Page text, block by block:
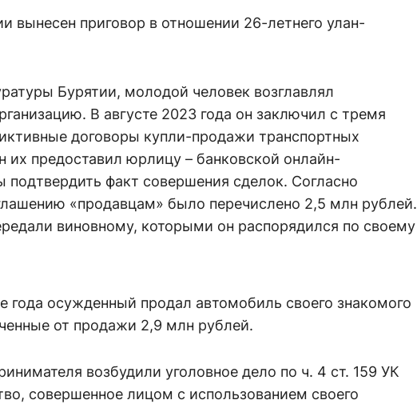
вынесен приговор в отношении 26-летнего улан-
Бурятии, молодой человек возглавлял
В августе 2023 года он заключил с тремя
договоры купли-продажи транспортных
их предоставил юрлицу – банковской онлайн-
подтвердить факт совершения сделок. Согласно
«продавцам» было перечислено 2,5 млн рублей.
виновному, которыми он распорядился по своему
года осужденный продал автомобиль своего знакомого
от продажи 2,9 млн рублей.
возбудили уголовное дело по ч. 4 ст. 159 УК
совершенное лицом с использованием своего